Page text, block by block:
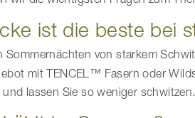
ist die beste bei
Sommernächten von starkem
mit TENCEL™ Fasern oder
lassen Sie so weniger